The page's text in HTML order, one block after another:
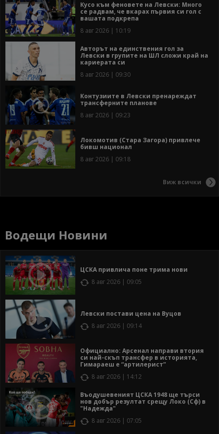
Кусо към феновете на Левски: Много
се радвам, че вкарах първия си гол с
вашата подкрепа
8 авг 2026 | 10:19
Авторът на единствения гол за
Левски в групите на ШЛ сложи край на
кариерата си
8 авг 2026 | 09:30
Контузиите в Левски пренареждат
трансферните планове
8 авг 2026 | 09:23
Локомотив (Стара Загора) привлече
бивш национал
8 авг 2026 | 09:18
Виж всички
Водещи Новини
ЦСКА привлича поне трима нови
8 авг 2026 | 09:05
Левски постави цена на Вуцов
8 авг 2026 | 09:14
Официално: Арсенал направи втория
си най-скъп трансфер в историята,
Гимараеш е “артилерист”
8 авг 2026 | 14:12
Въодушевеният ЦСКА 1948 ще търси
нов добър резултат срещу Локо (Сф) в
"Надежда"
8 авг 2026 | 07:05